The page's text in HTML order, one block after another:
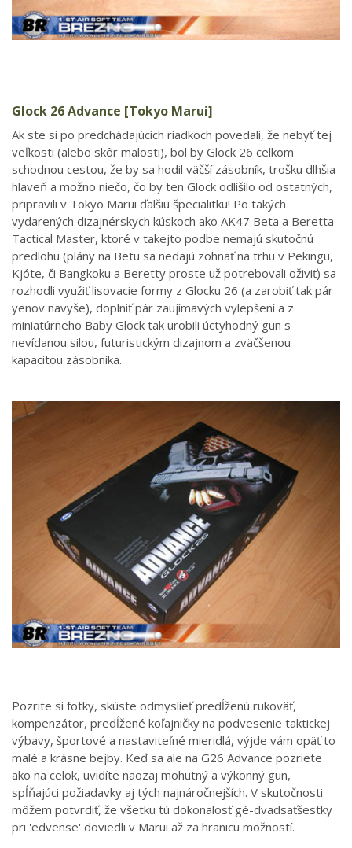
Glock 26 Advance [Tokyo Marui]
Ak ste si po predchádajúcich riadkoch povedali, že nebyť tej
veľkosti (alebo skôr malosti), bol by Glock 26 celkom
schodnou cestou, že by sa hodil väčší zásobník, trošku dlhšia
hlaveň a možno niečo, čo by ten Glock odlíšilo od ostatných,
pripravili v Tokyo Marui ďalšiu špecialitku! Po takých
vydarených dizajnérskych kúskoch ako AK47 Beta a Beretta
Tactical Master, ktoré v takejto podbe nemajú skutočnú
predlohu (plány na Betu sa nedajú zohnať na trhu v Pekingu,
Kjóte, či Bangkoku a Beretty proste už potrebovali oživiť) sa
rozhodli využiť lisovacie formy z Glocku 26 (a zarobiť tak pár
yenov navyše), doplniť pár zaujímavých vylepšení a z
miniatúrneho Baby Glock tak urobili úctyhodný gun s
nevídanou silou, futuristickým dizajnom a zväčšenou
kapacitou zásobníka.
Pozrite si fotky, skúste odmyslieť predĺženú rukoväť,
kompenzátor, predĺžené koľajničky na podvesenie taktickej
výbavy, športové a nastaviteľné mieridlá, výjde vám opäť to
malé a krásne bejby. Keď sa ale na G26 Advance pozriete
ako na celok, uvidíte naozaj mohutný a výkonný gun,
spĺňajúci požiadavky aj tých najnáročnejších. V skutočnosti
môžem potvrdiť, že všetku tú dokonalosť gé-dvadsaťšestky
pri 'edvense' doviedli v Marui až za hranicu možností.